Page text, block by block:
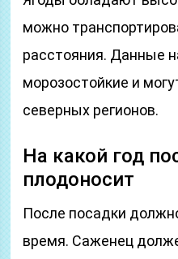
можно
расстояния. Данные
морозостойкие и
северных регионов.
На какой год
плодоносит
После посадки
время. Саженец